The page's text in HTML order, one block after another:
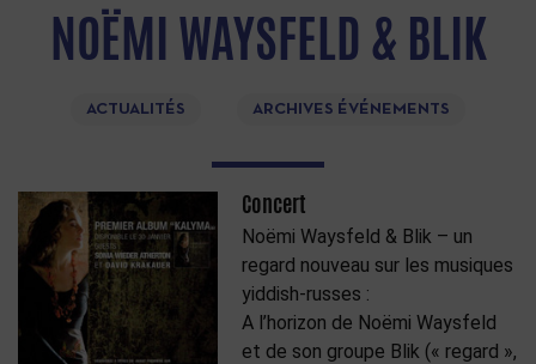
NOËMI WAYSFELD & BLIK
ACTUALITÉS ARCHIVES ÉVÉNEMENTS
Concert
Noëmi Waysfeld & Blik – un
regard nouveau sur les musiques
yiddish-russes :
A l’horizon de Noëmi Waysfeld
et de son groupe Blik (« regard »,